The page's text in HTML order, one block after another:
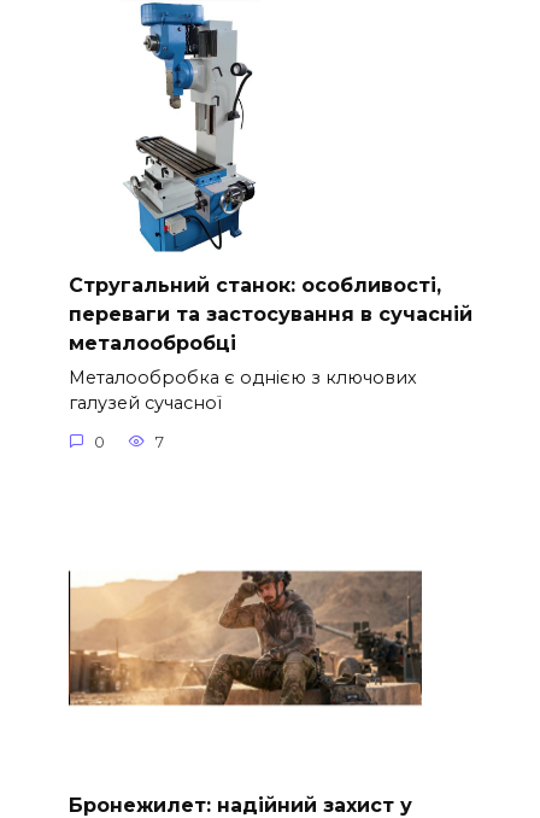
Стругальний станок: особливості,
переваги та застосування в сучасній
металообробці
Металообробка є однією з ключових
галузей сучасної
0 7
Бронежилет: надійний захист у